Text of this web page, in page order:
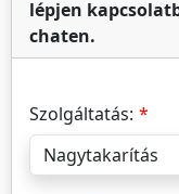
lépjen
chaten.
Szolgáltatás: